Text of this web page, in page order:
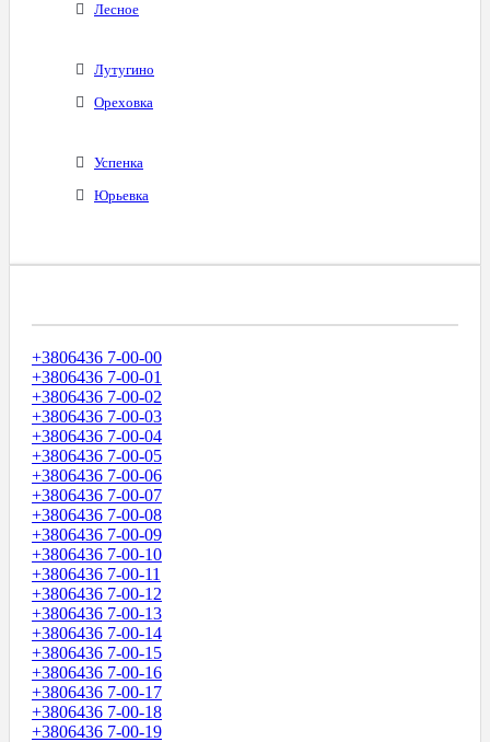
Лесное
Лутугино
Ореховка
Успенка
Юрьевка
+3806436 7-00-00
+3806436 7-00-01
+3806436 7-00-02
+3806436 7-00-03
+3806436 7-00-04
+3806436 7-00-05
+3806436 7-00-06
+3806436 7-00-07
+3806436 7-00-08
+3806436 7-00-09
+3806436 7-00-10
+3806436 7-00-11
+3806436 7-00-12
+3806436 7-00-13
+3806436 7-00-14
+3806436 7-00-15
+3806436 7-00-16
+3806436 7-00-17
+3806436 7-00-18
+3806436 7-00-19